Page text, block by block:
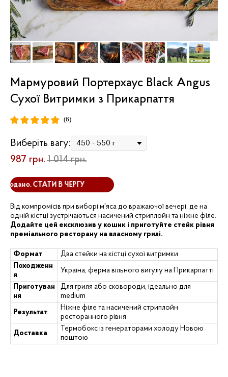
Мармуровий Портерхаус Black Angus
Сухої Витримки з Прикарпаття
(6)
Виберіть вагу:
987 грн. 1 014 грн.
СТАТИ В ЧЕРГУ
Від компромісів при виборі м'яса до вражаючої вечері, де на
одній кістці зустрічаються насичений стриплойн та ніжне філе.
Додайте цей ексклюзив у кошик і приготуйте стейк рівня
преміального ресторану на власному грилі.
Формат
Два стейки на кістці сухої витримки
Походженн
я
Україна, ферма вільного вигулу на Прикарпатті
Приготуван
ня
Для гриля або сковороди, ідеально для
medium
Результат
Ніжне філе та насичений стриплойн
ресторанного рівня
Доставка
Термобокс із генераторами холоду Новою
поштою